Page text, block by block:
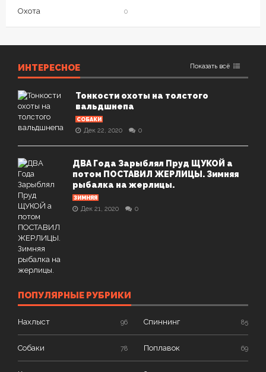
Охота 0
ИНТЕРЕСНОЕ Показать всё
Тонкости охоты на толстого
вальдшнепа
СОБАКИ
Дек 22, 2020 0
ДВА Года Зарыблял Пруд ЩУКОЙ а
потом ПОСТАВИЛ ЖЕРЛИЦЫ. Зимняя
рыбалка на жерлицы.
ЗИМНЯЯ
Дек 21, 2020 0
ПОПУЛЯРНЫЕ РУБРИКИ
Нахлыст 96 Спиннинг 85
Собаки 78 Поплавок 69